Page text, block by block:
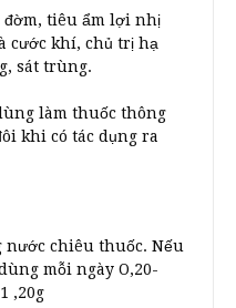
tiêu ẩm lợi nhị
cước khí, chủ trị hạ
sát trùng.
làm thuốc thông
khi có tác dụng ra
nước chiêu thuốc. Nếu
mỗi ngày O,20-
,20g